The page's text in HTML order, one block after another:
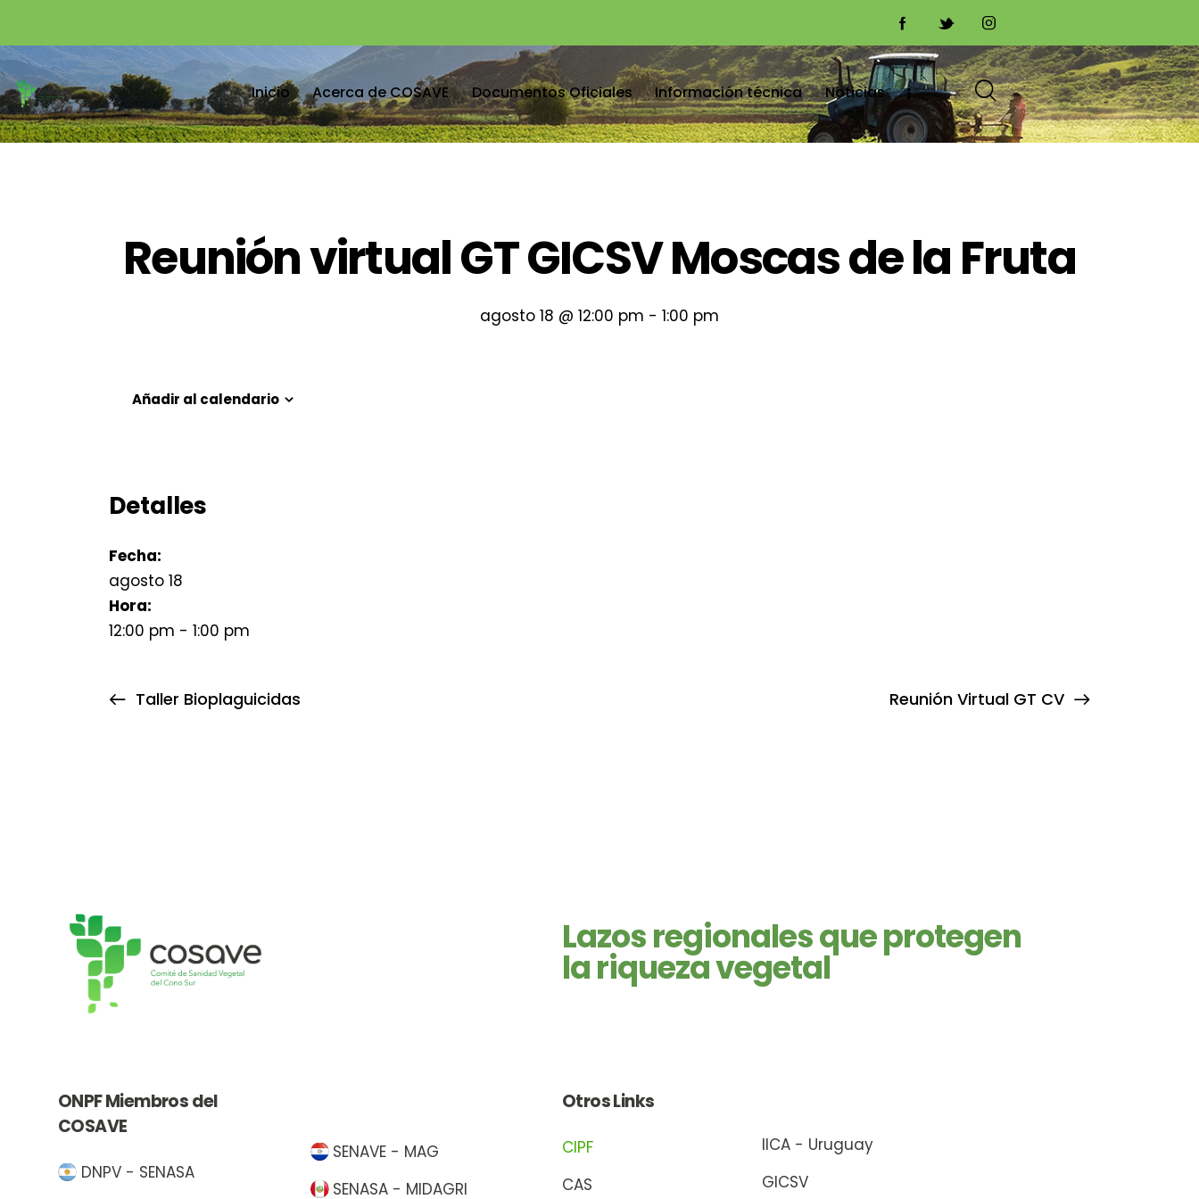
Inicio Acerca de COSAVE Documentos Oficiales Información técnica Noticias
Reunión virtual GT GICSV Moscas de la Fruta
agosto 18 @ 12:00 pm - 1:00 pm
Añadir al calendario
Detalles
Fecha:
agosto 18
Hora:
12:00 pm - 1:00 pm
Taller Bioplaguicidas Reunión Virtual GT CV
Lazos regionales que protegen
la riqueza vegetal
ONPF Miembros del
COSAVE
DNPV - SENASA
SENAVE - MAG
SENASA - MIDAGRI
Otros Links
CIPF
CAS
IICA - Uruguay
GICSV